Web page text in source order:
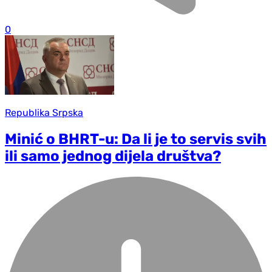
0
Republika Srpska
Minić o BHRT-u: Da li je to servis svih
ili samo jednog dijela društva?